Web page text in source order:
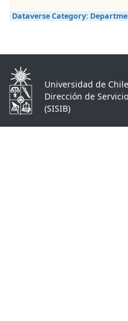
Dataverse Category:
Universidad de Chile
Dirección de
(SISIB)